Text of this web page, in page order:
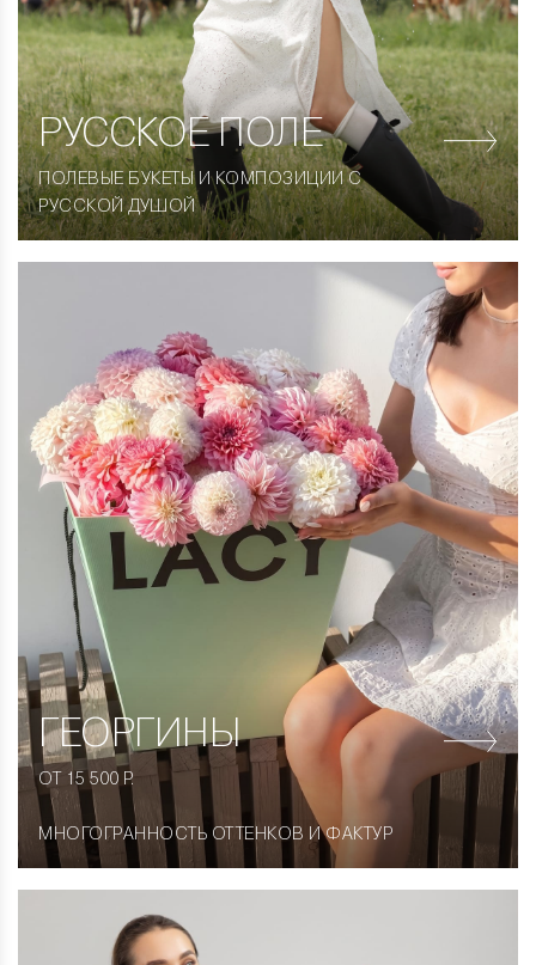
РУССКОЕ ПОЛЕ
ПОЛЕВЫЕ БУКЕТЫ И КОМПОЗИЦИИ С
РУССКОЙ ДУШОЙ
ГЕОРГИНЫ
ОТ 15 500 Р.
МНОГОГРАННОСТЬ ОТТЕНКОВ И ФАКТУР